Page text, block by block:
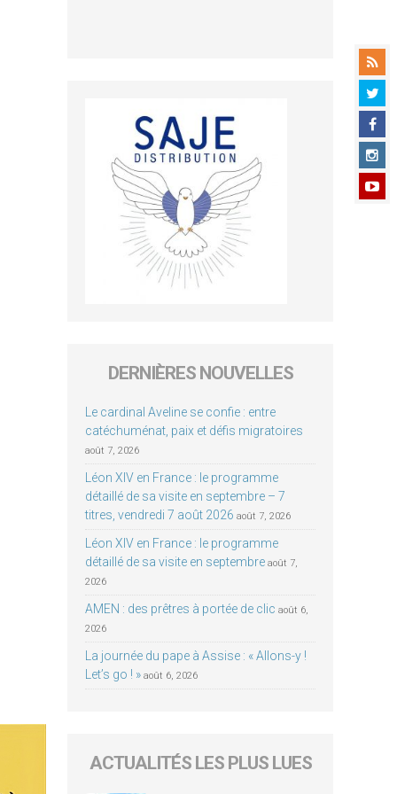
DERNIÈRES NOUVELLES
Le cardinal Aveline se confie : entre
catéchuménat, paix et défis migratoires
août 7, 2026
Léon XIV en France : le programme
détaillé de sa visite en septembre – 7
titres, vendredi 7 août 2026 août 7, 2026
Léon XIV en France : le programme
détaillé de sa visite en septembre août 7,
2026
AMEN : des prêtres à portée de clic août 6,
2026
La journée du pape à Assise : « Allons-y !
Let’s go ! » août 6, 2026
ACTUALITÉS LES PLUS LUES